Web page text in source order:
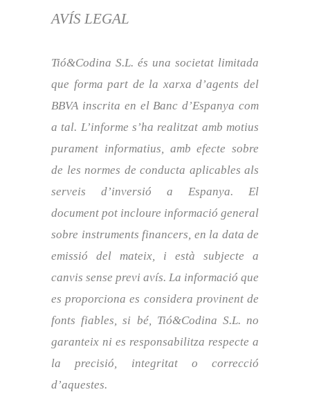
AVÍS LEGAL
Tió&Codina S.L. és una societat limitada
que forma part de la xarxa d’agents del
BBVA inscrita en el Banc d’Espanya com
a tal. L’informe s’ha realitzat amb motius
purament informatius, amb efecte sobre
de les normes de conducta aplicables als
serveis d’inversió a Espanya. El
document pot incloure informació general
sobre instruments financers, en la data de
emissió del mateix, i està subjecte a
canvis sense previ avís. La informació que
es proporciona es considera provinent de
fonts fiables, si bé, Tió&Codina S.L. no
garanteix ni es responsabilitza respecte a
la precisió, integritat o correcció
d’aquestes.